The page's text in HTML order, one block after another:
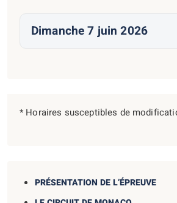
PRÉSENTATION DE L’ÉPREUVE
Dimanche 7 juin 2026
* Horaires susceptibles de